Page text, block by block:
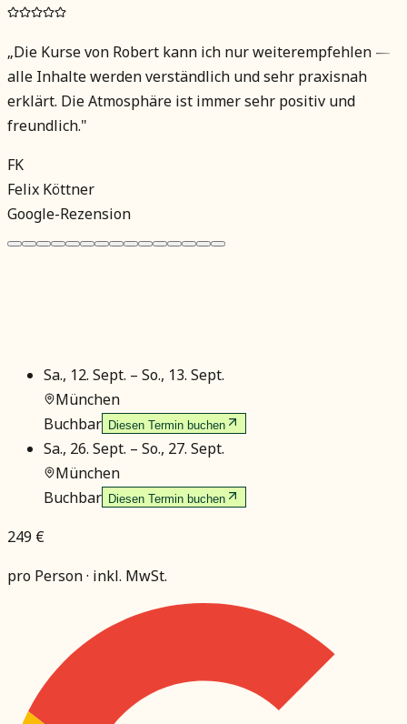
„Die Kurse von Robert kann ich nur weiterempfehlen —
alle Inhalte werden verständlich und sehr praxisnah
erklärt. Die Atmosphäre ist immer sehr positiv und
freundlich."
FK
Felix Köttner
Google-Rezension
Sa., 12. Sept. – So., 13. Sept.
München
Buchbar Diesen Termin buchen
Sa., 26. Sept. – So., 27. Sept.
München
Buchbar Diesen Termin buchen
249 €
pro Person · inkl. MwSt.